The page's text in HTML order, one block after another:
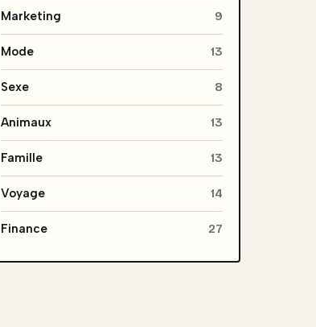
Marketing 9
Mode 13
Sexe 8
Animaux 13
Famille 13
Voyage 14
Finance 27